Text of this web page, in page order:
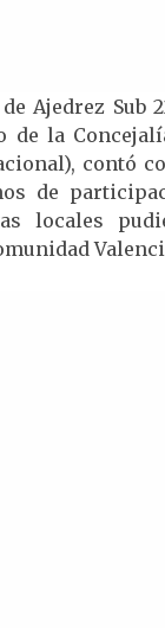
Ajedrez Sub
de la
contó
de
locales